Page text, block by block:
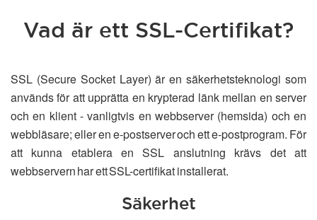
Vad är ett SSL-Certifikat?
SSL (Secure Socket Layer) är en säkerhetsteknologi som
används för att upprätta en krypterad länk mellan en server
och en klient - vanligtvis en webbserver (hemsida) och en
webbläsare; eller en e-postserver och ett e-postprogram. För
att kunna etablera en SSL anslutning krävs det att
webbservern har ett SSL-certifikat installerat.
Säkerhet